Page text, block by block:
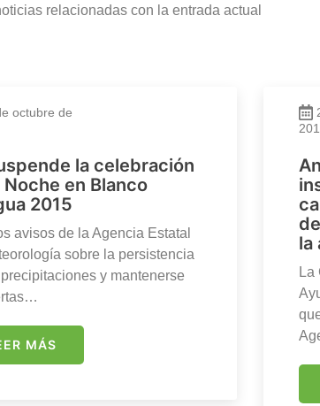
relacionadas con la entrada actual
octubre de
la celebración
Noche en Blanco
2015
avisos de la Agencia Estatal
sobre la persistencia
y mantenerse
MÁS
la
La